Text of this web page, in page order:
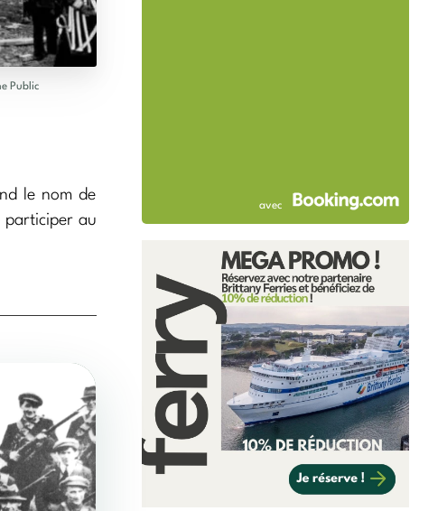
Public
le nom de
participer au
avec